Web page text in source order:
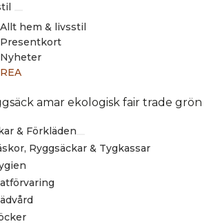
Allt hem & livsstil
Presentkort
Nyheter
REA
& Förkläden
Ryggsäckar & Tygkassar